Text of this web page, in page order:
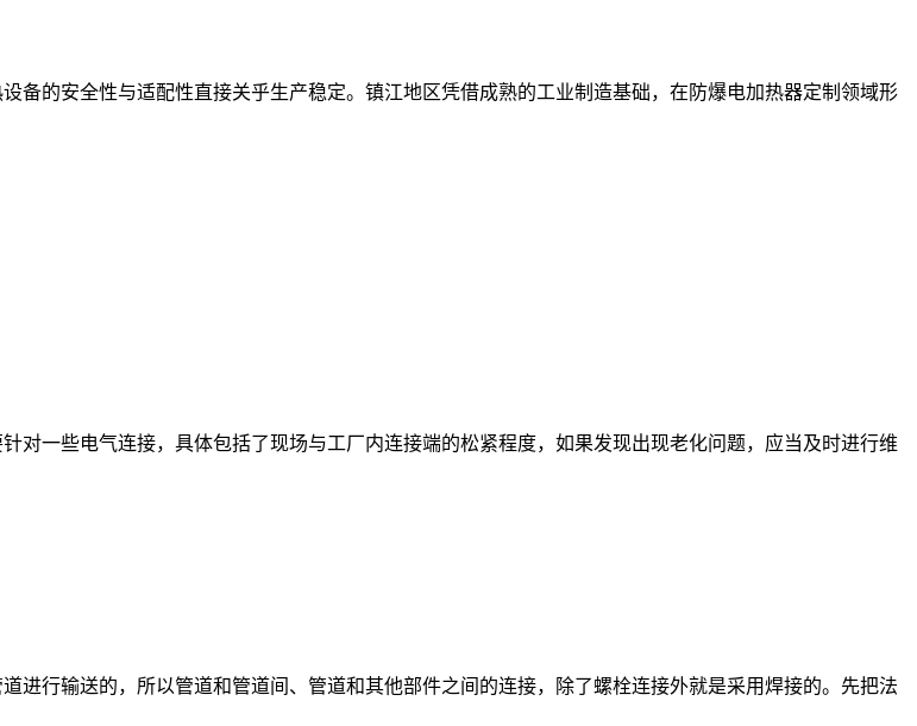
备的安全性与适配性直接关乎生产稳定。镇江地区凭借成熟的工业制造基础，在防爆电加热器定制领域形
对一些电气连接，具体包括了现场与工厂内连接端的松紧程度，如果发现出现老化问题，应当及时进行维
进行输送的，所以管道和管道间、管道和其他部件之间的连接，除了螺栓连接外就是采用焊接的。先把法